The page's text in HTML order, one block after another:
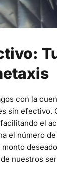
con la
sin efectivo.
el
el número
nuestros